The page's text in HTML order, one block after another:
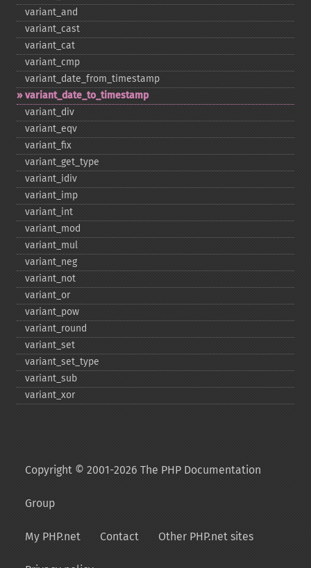
variant_​and
variant_​cast
variant_​cat
variant_​cmp
variant_​date_​from_​timestamp
variant_​date_​to_​timestamp
variant_​div
variant_​eqv
variant_​fix
variant_​get_​type
variant_​idiv
variant_​imp
variant_​int
variant_​mod
variant_​mul
variant_​neg
variant_​not
variant_​or
variant_​pow
variant_​round
variant_​set
variant_​set_​type
variant_​sub
variant_​xor
Copyright © 2001-2026 The PHP Documentation
Group
My PHP.net Contact Other PHP.net sites